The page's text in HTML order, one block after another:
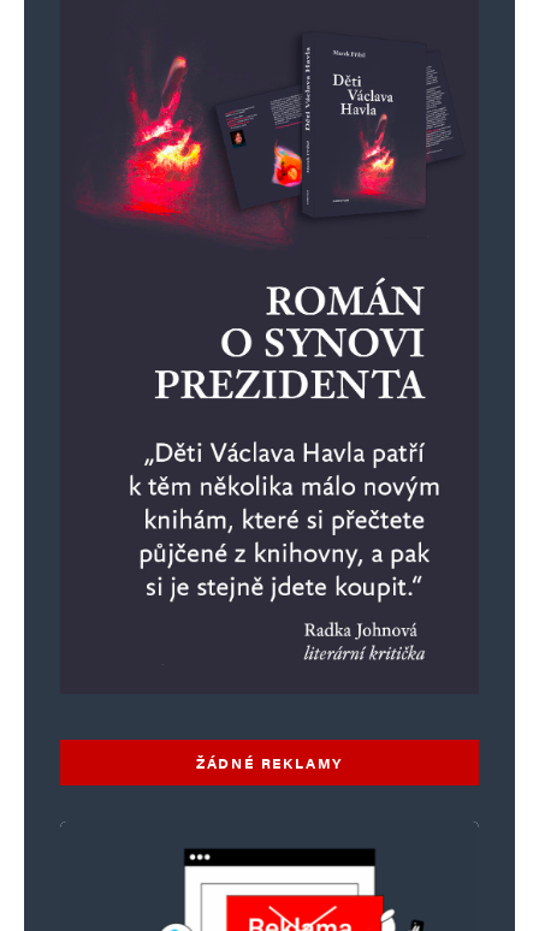
Webová stránka
Uložit do prohlížeče jméno, e-mail a webovou stránku pro budoucí
Informujte mě o nových komentářích e-mailem.
Informujte mě o nových příspěvcích e-mailem.
ŽÁDNÉ REKLAMY